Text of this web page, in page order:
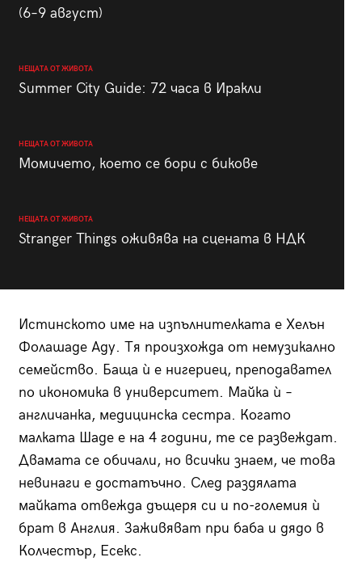
(6–9 август)
НЕЩАТА ОТ ЖИВОТА
Summer City Guide: 72 часа в Иракли
НЕЩАТА ОТ ЖИВОТА
Момичето, което се бори с бикове
НЕЩАТА ОТ ЖИВОТА
Stranger Things оживява на сцената в НДК
Истинското име на изпълнителката е Хелън
Фолашаде Аду. Тя произхожда от немузикално
семейство. Баща ѝ е нигериец, преподавател
по икономика в университет. Майка ѝ –
англичанка, медицинска сестра. Когато
малката Шаде е на 4 години, те се развеждат.
Двамата се обичали, но всички знаем, че това
невинаги е достатъчно. След раздялата
майката отвежда дъщеря си и по-големия ѝ
брат в Англия. Заживяват при баба и дядо в
Колчестър, Есекс.